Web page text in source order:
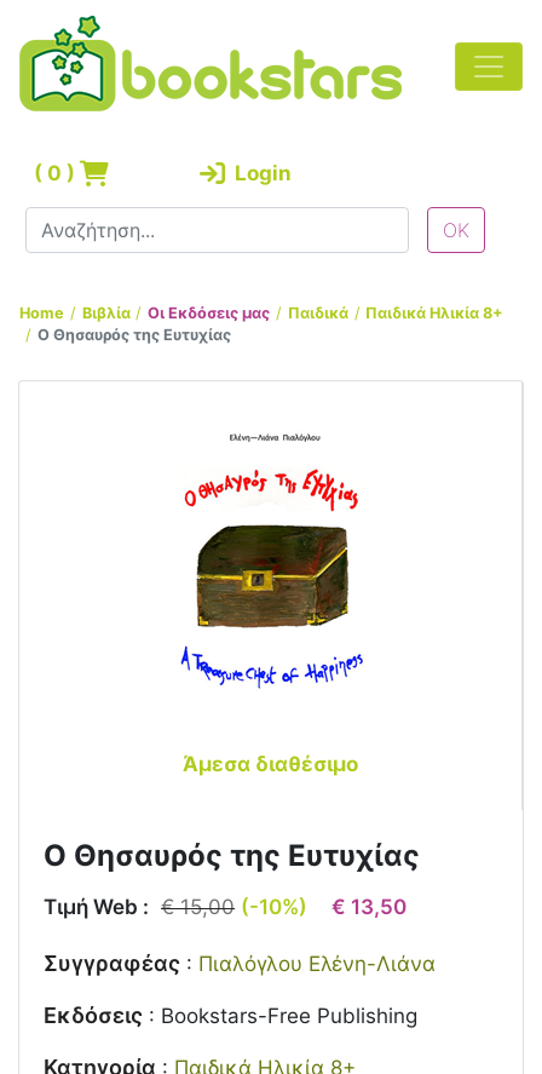
( 0 ) Login
Home Βιβλία Οι Εκδόσεις μας Παιδικά
Παιδικά Ηλικία 8+
Ο Θησαυρός της Ευτυχίας
Άμεσα διαθέσιμο
Ο Θησαυρός της Ευτυχίας
Τιμή Web : € 15,00 (-10%) € 13,50
Συγγραφέας : Πιαλόγλου Ελένη-Λιάνα
Εκδόσεις : Bookstars-Free Publishing
Κατηγορία : Παιδικά Ηλικία 8+